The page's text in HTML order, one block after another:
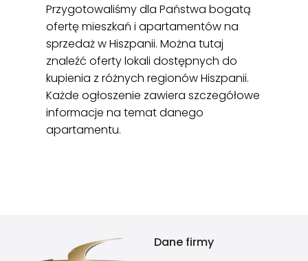
Przygotowaliśmy dla Państwa bogatą
ofertę mieszkań i apartamentów na
sprzedaż w Hiszpanii. Można tutaj
znaleźć oferty lokali dostępnych do
kupienia z różnych regionów Hiszpanii.
Każde ogłoszenie zawiera szczegółowe
informacje na temat danego
apartamentu.
Dane firmy